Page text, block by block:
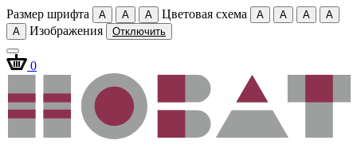
Размер шрифта A A A Цветовая схема A A A
A
A
Изображения Отключить
0